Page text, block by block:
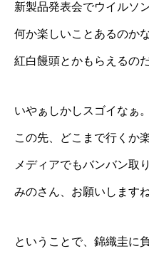
新製品発表会でウイルソ
何か楽しいことあるのかな
紅白饅頭とかもらえるの
いやぁしかしスゴイなぁ。
この先、どこまで行くか
メディアでもバンバン取
みのさん、お願いしますね
ということで、錦織圭に